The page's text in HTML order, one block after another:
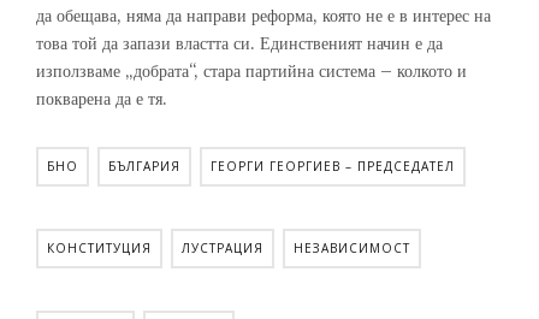
да обещава, няма да направи реформа, която не е в интерес на
това той да запази властта си. Единственият начин е да
използваме „добрата“, стара партийна система – колкото и
покварена да е тя.
БНО БЪЛГАРИЯ ГЕОРГИ ГЕОРГИЕВ – ПРЕДСЕДАТЕЛ
КОНСТИТУЦИЯ ЛУСТРАЦИЯ НЕЗАВИСИМОСТ